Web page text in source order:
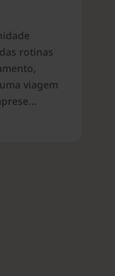
rotinas
viagem